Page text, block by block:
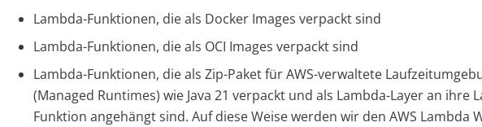
Lambda-Funktionen, die als Docker Images verpackt sind
Lambda-Funktionen, die als OCI Images verpackt sind
Lambda-Funktionen, die als Zip-Paket für AWS-verwaltete
(Managed Runtimes) wie Java 21 verpackt und als Lambda-Layer an ihre
Funktion angehängt sind. Auf diese Weise werden wir den AWS Lambda